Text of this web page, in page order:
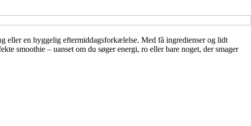
eller en hyggelig eftermiddagsforkælelse. Med få ingredienser og lidt
smoothie – uanset om du søger energi, ro eller bare noget, der smager